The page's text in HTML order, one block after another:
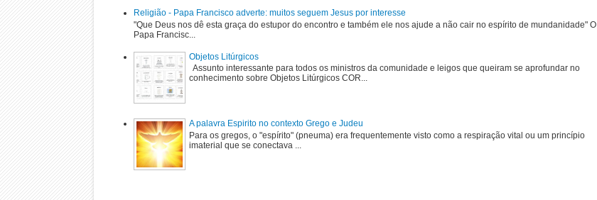
Religião - Papa Francisco adverte: muitos seguem Jesus por interesse
"Que Deus nos dê esta graça do estupor do encontro e também ele nos ajude a não cair no espírito de mundanidade" O
Papa Francisc...
Objetos Litúrgicos
Assunto interessante para todos os ministros da comunidade e leigos que queiram se aprofundar no
conhecimento sobre Objetos Litúrgicos COR...
A palavra Espirito no contexto Grego e Judeu
Para os gregos, o "espírito" (pneuma) era frequentemente visto como a respiração vital ou um princípio
imaterial que se conectava ...